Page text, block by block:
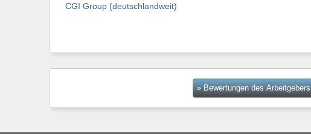
CGI Group (deutschlandweit)
» Bewertungen des Arbeitgebers